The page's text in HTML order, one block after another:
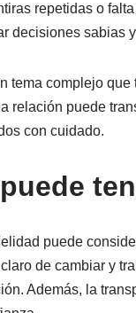
repetidas o
decisiones sabias
tema complejo que
relación puede
con cuidado.
puede
de cambiar y
Además, la